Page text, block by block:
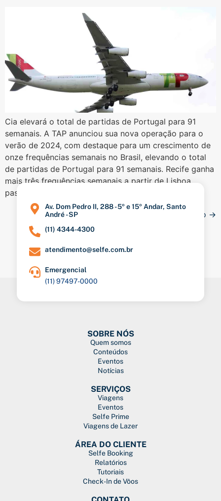
Cia elevará o total de partidas de Portugal para 91
semanais. A TAP anunciou sua nova operação para o
verão de 2024, com destaque para um crescimento de
onze frequências semanais no Brasil, elevando o total
de partidas de Portugal para 91 semanais. Recife ganha
mais três frequências semanais a partir de Lisboa,
passando de […]
Próximo →
Av. Dom Pedro II, 288 - 5º e 15º Andar, Santo
André - SP
(11) 4344-4300
atendimento@selfe.com.br
Emergencial
(11) 97497-0000
SOBRE NÓS​
Quem somos
Conteúdos
Eventos
Notícias
SERVIÇOS
Viagens
Eventos
Selfe Prime
Viagens de Lazer
ÁREA DO CLIENTE​
Selfe Booking
Relatórios
Tutoriais
Check-In de Vôos